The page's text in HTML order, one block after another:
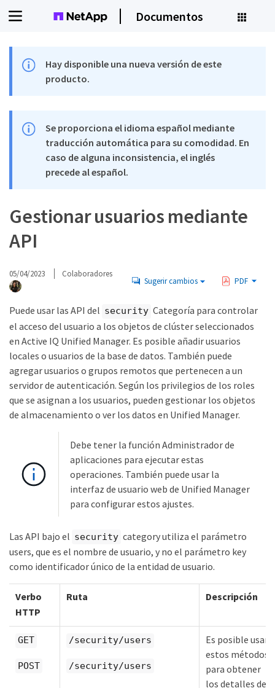
Documentos
Hay disponible una nueva versión de este
producto.
Se proporciona el idioma español mediante
traducción automática para su comodidad. En
caso de alguna inconsistencia, el inglés
precede al español.
Gestionar usuarios mediante
API
05/04/2023 Colaboradores
Sugerir cambios PDF
Puede usar las API del security Categoría para controlar
el acceso del usuario a los objetos de clúster seleccionados
en Active IQ Unified Manager. Es posible añadir usuarios
locales o usuarios de la base de datos. También puede
agregar usuarios o grupos remotos que pertenecen a un
servidor de autenticación. Según los privilegios de los roles
que se asignan a los usuarios, pueden gestionar los objetos
de almacenamiento o ver los datos en Unified Manager.
Debe tener la función Administrador de
aplicaciones para ejecutar estas
operaciones. También puede usar la
interfaz de usuario web de Unified Manager
para configurar estos ajustes.
Las API bajo el security category utiliza el parámetro
users, que es el nombre de usuario, y no el parámetro key
como identificador único de la entidad de usuario.
Verbo
HTTP
Ruta Descripción
GET
POST
/security/users
/security/users
Es posible usar
estos métodos
para obtener
los detalles de